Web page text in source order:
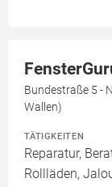
Bundestraße 5 -
Wallen)
TÄTIGKEITEN
Reparatur,
Rollläden,